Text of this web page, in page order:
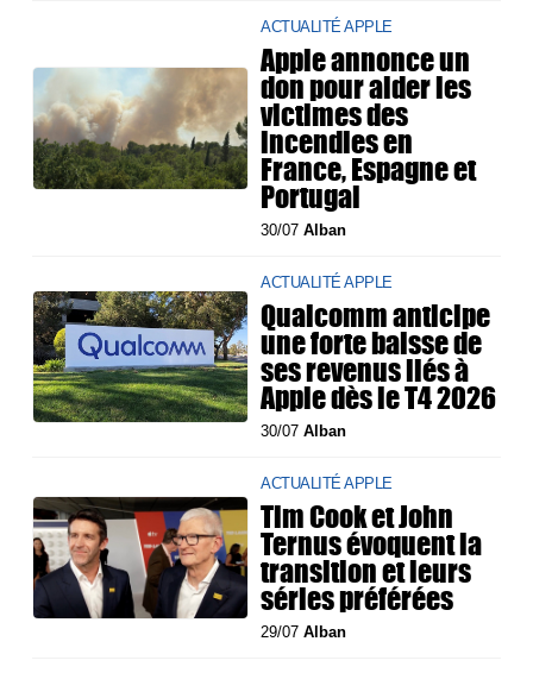
ACTUALITÉ APPLE
Apple annonce un
don pour aider les
victimes des
incendies en
France, Espagne et
Portugal
30/07Alban
ACTUALITÉ APPLE
Qualcomm anticipe
une forte baisse de
ses revenus liés à
Apple dès le T4 2026
30/07Alban
ACTUALITÉ APPLE
Tim Cook et John
Ternus évoquent la
transition et leurs
séries préférées
29/07Alban